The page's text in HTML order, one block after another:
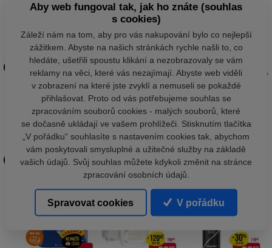
Aby web fungoval tak, jak ho znáte (souhlas
s cookies)
Záleží nám na tom, aby pro vás nakupování bylo co nejlepší
zážitkem. Abyste na našich stránkách rychle našli to, co
hledáte, ušetřili spoustu klikání a nezobrazovaly se vám
reklamy na věci, které vás nezajímají. Abyste web viděli
v zobrazení na které jste zvyklí a nemuseli se pokaždé
přihlašovat. Proto od vás potřebujeme souhlas se
zpracováním souborů cookies - malých souborů, které
se dočasně ukládají ve vašem prohlížeči. Stisknutím tlačítka
„V pořádku“ souhlasíte s nastavením cookies tak, abychom
vám poskytovali smysluplné a užitečné služby na základě
vašich údajů. Svůj souhlas můžete kdykoli změnit na stránce
zpracování osobních údajů.
Spravovat cookies V pořádku